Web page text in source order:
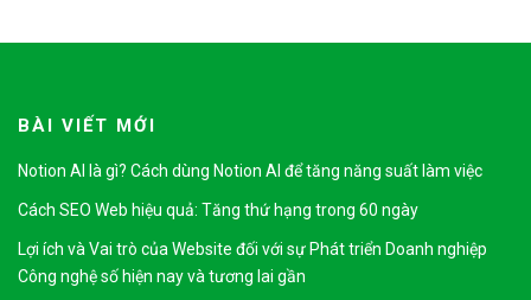
BÀI VIẾT MỚI
Notion AI là gì? Cách dùng Notion AI để tăng năng suất làm việc
Cách SEO Web hiệu quả: Tăng thứ hạng trong 60 ngày
Lợi ích và Vai trò của Website đối với sự Phát triển Doanh nghiệp
Công nghệ số hiện nay và tương lai gần